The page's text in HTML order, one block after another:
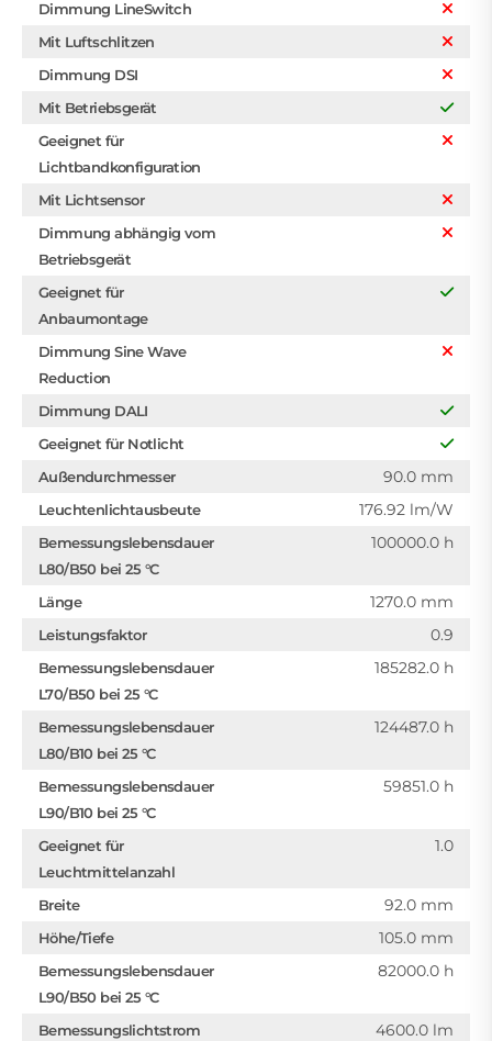
Dimmung LineSwitch
Mit Luftschlitzen
Dimmung DSI
Mit Betriebsgerät
Geeignet für
Lichtbandkonfiguration
Mit Lichtsensor
Dimmung abhängig vom
Betriebsgerät
Geeignet für
Anbaumontage
Dimmung Sine Wave
Reduction
Dimmung DALI
Geeignet für Notlicht
Außendurchmesser
90.0 mm
Leuchtenlichtausbeute 176.92 lm/W
Bemessungslebensdauer
L80/B50 bei 25 °C
100000.0 h
Länge 1270.0 mm
Leistungsfaktor 0.9
Bemessungslebensdauer
L70/B50 bei 25 °C
185282.0 h
Bemessungslebensdauer
L80/B10 bei 25 °C
124487.0 h
Bemessungslebensdauer
L90/B10 bei 25 °C
59851.0 h
Geeignet für
Leuchtmittelanzahl
1.0
Breite 92.0 mm
Höhe/Tiefe 105.0 mm
Bemessungslebensdauer
L90/B50 bei 25 °C
82000.0 h
Bemessungslichtstrom
4600.0 lm